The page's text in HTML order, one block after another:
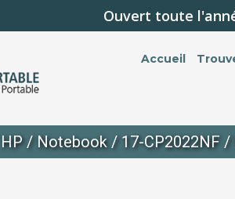
Ouvert toute
Accueil
HP/ Notebook/ 17-CP2022NF /